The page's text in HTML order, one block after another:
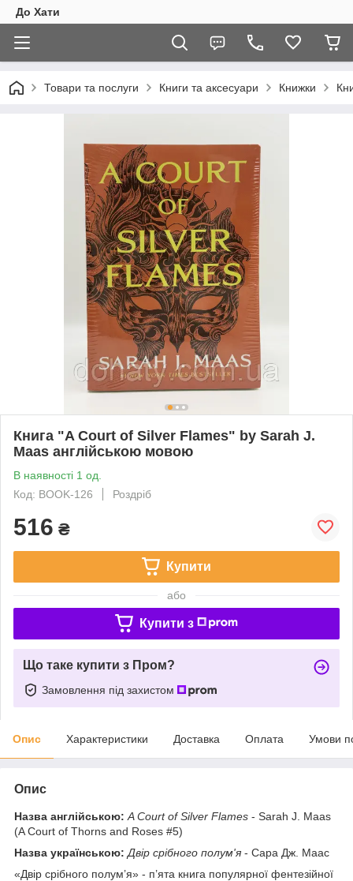
До Хати
Товари та послуги Книги та аксесуари Книжки
Книга "A ​Court of Silver Flames" by Sarah J.
Maas англійською мовою
В наявності 1 од.
Код: BOOK-126
Роздріб
516 ₴
Купити
або
Купити з
Що таке купити з Пром?
Замовлення під захистом
Опис Характеристики Доставка Оплата Умови
Опис
Назва англійською: A ​Court of Silver Flames - Sarah J. Maas
(A Court of Thorns and Roses #5)
Назва українською: Двір срібного полум'я - Сара Дж. Маас
«Двір срібного полум’я» - п’ята книга популярної фентезійної